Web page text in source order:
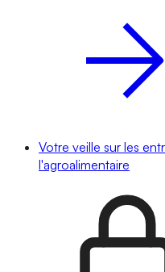
Votre veille sur les
l'agroalimentaire